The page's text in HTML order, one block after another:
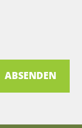
ABSENDEN